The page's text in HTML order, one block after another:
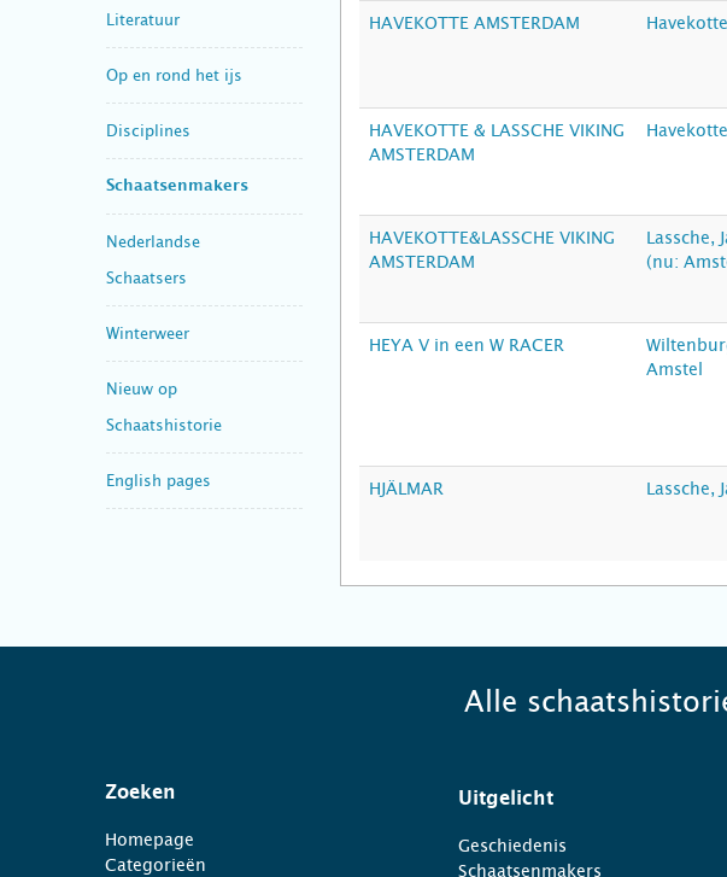
Literatuur
Op en rond het ijs
Disciplines
Schaatsenmakers
Nederlandse
Schaatsers
Winterweer
Nieuw op
Schaatshistorie
English pages
HAVEKOTTE AMSTERDAM
HAVEKOTTE & LASSCHE VIKING
AMSTERDAM
HAVEKOTTE&LASSCHE VIKING
AMSTERDAM
Lassche,
(nu:
HEYA V in een W RACER
Amstel
HJÄLMAR Lassche,
Alle
Zoeken
Homepage
Categorieën
Uitgelicht
Geschiedenis
Schaatsenmakers